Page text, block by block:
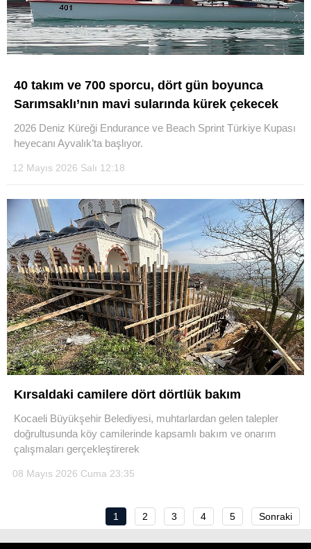
40 takım ve 700 sporcu, dört gün boyunca
Sarımsaklı’nın mavi sularında kürek çekecek
2026 Deniz Küreği Endurance ve Beach Sprint Türkiye Kupası
heyecanı Ayvalık’ta başlıyor.
12 Mayıs 2026 Salı 12:18
Kırsaldaki camilere dört dörtlük bakım
Kocaeli Büyükşehir Belediyesi, muhtarlardan gelen talepler
doğrultusunda köy camilerinde kapsamlı bakım ve onarım
çalışmaları gerçekleştirerek
08 Mayıs 2026 Cuma 23:35
1 2 3 4 5 Sonraki